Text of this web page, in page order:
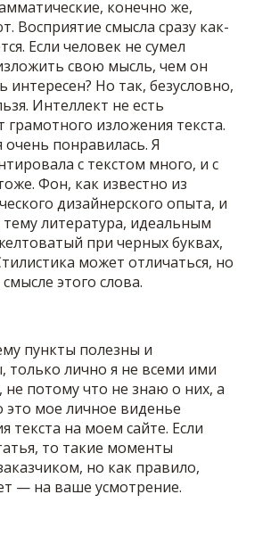
конечно же,
Восприятие смысла сразу как-
Если человек не сумел
свою мысль, чем он
интересен? Но так, безусловно,
Интеллект не есть
грамотного изложения текста.
очень понравилась. Я
с текстом много, и с
Фон, как известно из
дизайнерского опыта, и
тему литература, идеальным
при черных буквах,
может отличаться, но
этого слова.
пункты полезны и
только лично я не всеми ими
не потому что не знаю о них, а
это мое личное виденье
текста на моем сайте. Если
то такие моменты
но как правило,
— на ваше усмотрение.